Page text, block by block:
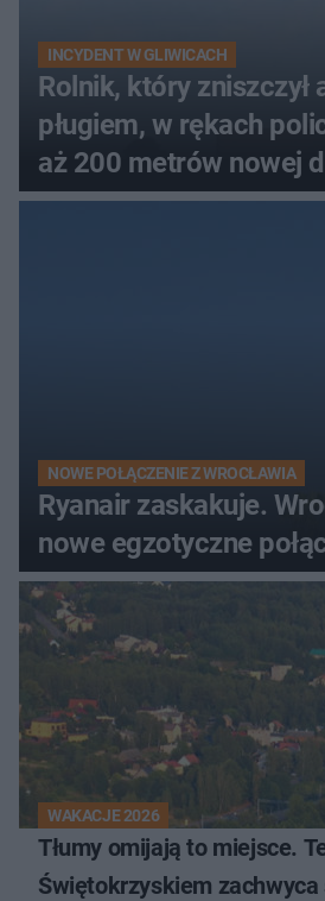
INCYDENT W GLIWICACH
Rolnik, który zniszczył
pługiem, w rękach
aż 200 metrów nowej
NOWE POŁĄCZENIE Z WROCŁAWIA
Ryanair zaskakuje.
nowe egzotyczne
WAKACJE 2026
Tłumy omijają to miejsce.
Świętokrzyskiem zachwyca